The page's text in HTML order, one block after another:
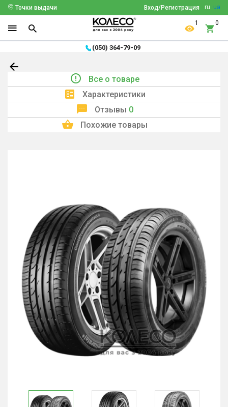
ru ua
Вход/Регистрация
Точки выдачи
1 0
(050) 364-79-09
Все о товаре
Характеристики
Отзывы 0
Похожие товары